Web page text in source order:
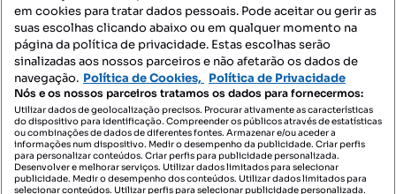
Rua Marechal António Spinola, Pombal, Pombal, Leiria
Tipologia
T2
Preço por metro quadrado
85.2 m²
Andar 4 andar
Destacado
Casa em Portugal - Grupo Libertas
Empreendimentos
em cookies para tratar dados pessoais. Pode aceitar ou gerir as
suas escolhas clicando abaixo ou em qualquer momento na
página da política de privacidade. Estas escolhas serão
sinalizadas aos nossos parceiros e não afetarão os dados de
navegação. Política de Cookies, Política de Privacidade
Nós e os nossos parceiros tratamos os dados para fornecermos:
Utilizar dados de geolocalização precisos. Procurar ativamente as características
do dispositivo para identificação. Compreender os públicos através de estatísticas
ou combinações de dados de diferentes fontes. Armazenar e/ou aceder a
informações num dispositivo. Medir o desempenho da publicidade. Criar perfis
para personalizar conteúdos. Criar perfis para publicidade personalizada.
Desenvolver e melhorar serviços. Utilizar dados limitados para selecionar
publicidade. Medir o desempenho dos conteúdos. Utilizar dados limitados para
selecionar conteúdos. Utilizar perfis para selecionar publicidade personalizada.